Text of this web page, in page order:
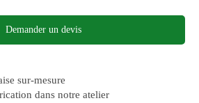
Demander un devis
sur-mesure
dans notre atelier